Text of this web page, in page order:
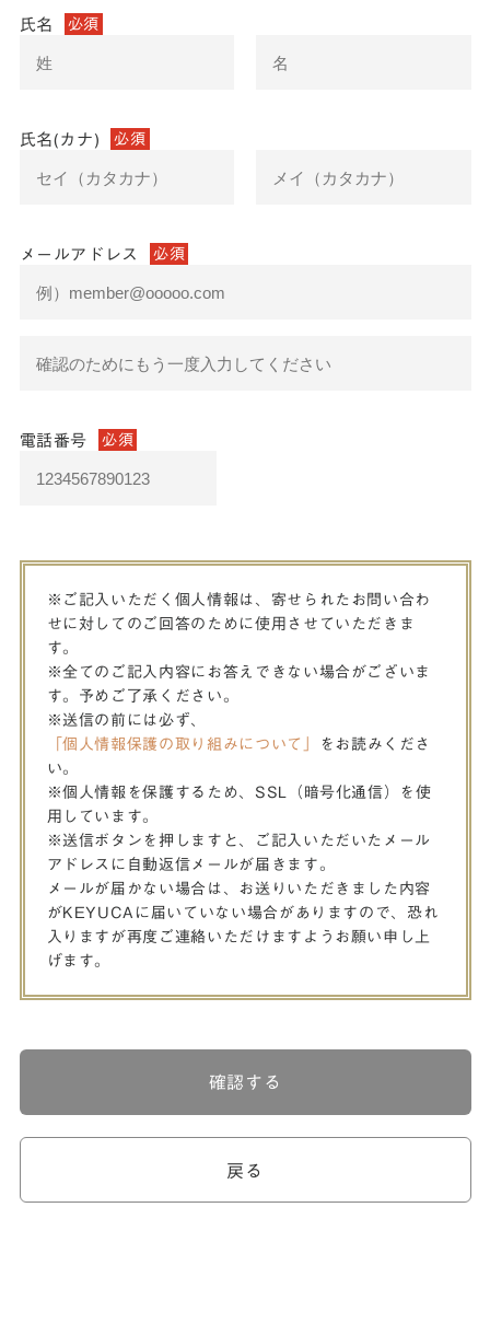
氏名 必須
氏名(カナ) 必須
メールアドレス 必須
電話番号 必須
※ご記入いただく個人情報は、寄せられたお問い合わ
せに対してのご回答のために使用させていただきま
す。
※全てのご記入内容にお答えできない場合がございま
す。予めご了承ください。
※送信の前には必ず、
「個人情報保護の取り組みについて」
をお読みくださ
い。
※個人情報を保護するため、SSL（暗号化通信）を使
用しています。
※送信ボタンを押しますと、ご記入いただいたメール
アドレスに自動返信メールが届きます。
メールが届かない場合は、お送りいただきました内容
がKEYUCAに届いていない場合がありますので、恐れ
入りますが再度ご連絡いただけますようお願い申し上
げます。
戻る
確認する